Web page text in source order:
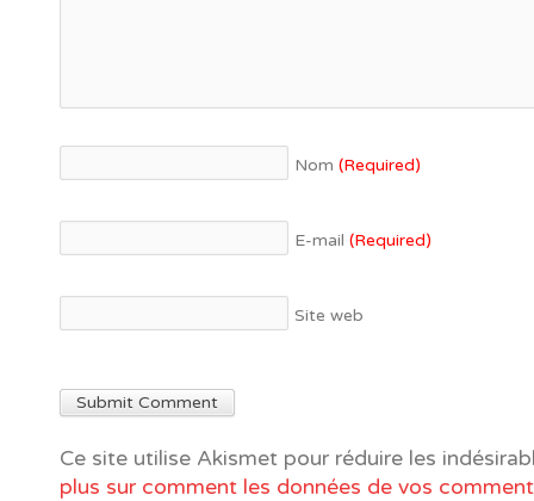
Nom (Required)
E-mail (Required)
Site web
Ce site utilise Akismet pour réduire les
plus sur comment les données de vos